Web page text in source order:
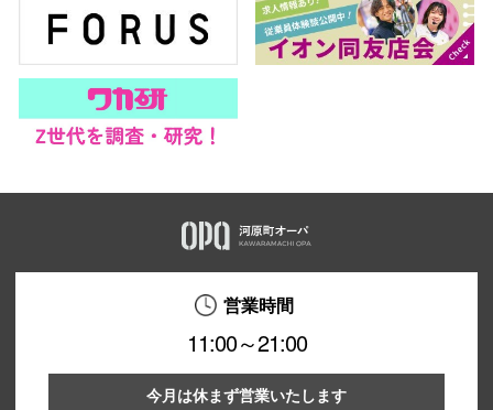
営業時間
11:00～21:00
今月は休まず営業いたします